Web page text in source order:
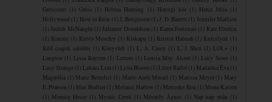
Greycourt
(1) Grisa (1) Helena Hunting (1) Hercegi kör (1) Hercz Júlia
(1)
Hollywood
(1) How to Ruin (1)J. Bengtsson (1)J. D. Barrett (1) Jennifer Mathieu
(1)Judith McNaught (1)Julianne Donaldson (1) Karen Fortunati (1) Kate Eberlen
(1) Kinizsi (1) Kirsty Moseley (1) Kiskapu (1) Kristin Hannah (1) Kulcslyuk
(1)
Kód csajok satöbbi
(1) Könyvhét (1) L. A. Casey (1) L. J. Shen (1) LOL+
(1)
Langton
(1) Leisa Rayven (1) Lettero (1) Louisa May Alcott (1) Lucy Score
(1)
Lucy Strange (1) Lukács Liza (1) Lylia Bloom (1) Lúzer Rádió (1) Madarász Éva (1)
Magnólia
(1) Marie Benedict (1) Marie-Aude Murail (1) Marissa Meyer (1) Mary
E. Pearson
(1) Max Brallier (1) Melanie Harlow (1) Mercedes Ron (1) Mona Kasten
(1) Monica Hesse (1) Mystic Creek (1) Mészöly Ágnes (1) Nap nap után
(1)